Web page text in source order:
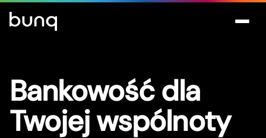
Bankowość dla
Twojej wspólnoty